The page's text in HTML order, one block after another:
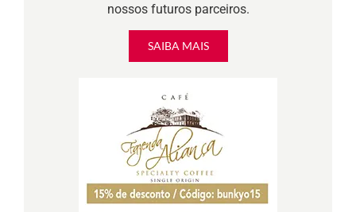
nossos futuros parceiros.
SAIBA MAIS